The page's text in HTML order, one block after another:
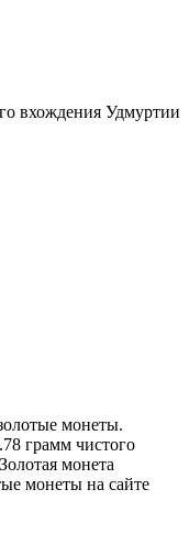
вхождения Удмуртии
монеты.
грамм чистого
монета
монеты на сайте